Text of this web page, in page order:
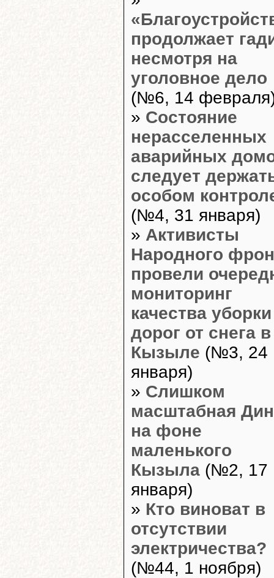
продолжает
несмотря на
уголовное дело
(№6, 14
» Состояние
нерасселенных
аварийных
следует
особом
(№4, 31 января)
» Активисты
Народного
провели
мониторинг
качества уборки
дорог от снега в
Кызыле (№3, 24
января)
» Слишком
масштабная
на фоне
маленького
Кызыла (№2, 17
января)
» Кто виноват в
отсутствии
электричества?
(№44, 1 ноября)